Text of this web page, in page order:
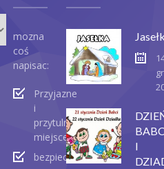
mozna
coś
napisac:
Przyjazne
i
przytulne
miejsce
bezpieczeństwo
I